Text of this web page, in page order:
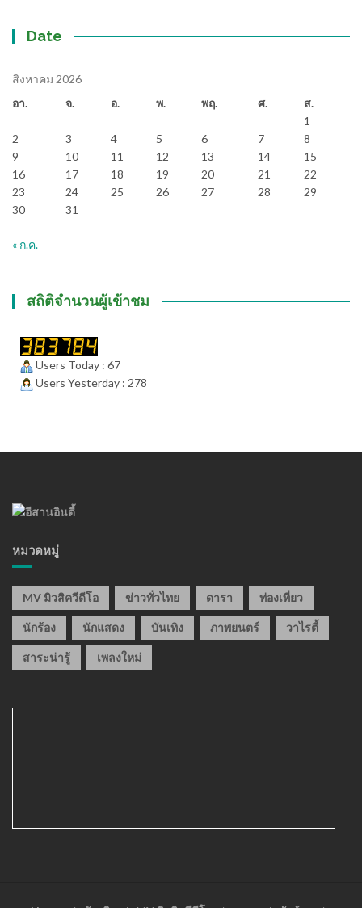
Date
สิงหาคม 2026
อา.
จ. อ. พ. พฤ. ศ.
ส.
1
2
3 4 5 6 7
8
9
10 11 12 13 14
15
16
17 18 19 20 21
22
23
24 25 26 27 28
29
30
31
« ก.ค.
สถิติจำนวนผู้เข้าชม
Users Today : 67
Users Yesterday : 278
หมวดหมู่
MV มิวสิควีดีโอ ข่าวทั่วไทย ดารา ท่องเที่ยว
นักร้อง นักแสดง บันเทิง ภาพยนตร์ วาไรตี้
สาระน่ารู้ เพลงใหม่